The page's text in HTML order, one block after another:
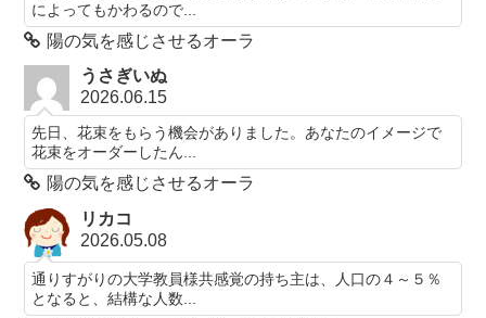
によってもかわるので...
陽の気を感じさせるオーラ
うさぎいぬ
2026.06.15
先日、花束をもらう機会がありました。あなたのイメージで
花束をオーダーしたん...
陽の気を感じさせるオーラ
リカコ
2026.05.08
通りすがりの大学教員様共感覚の持ち主は、人口の４～５％
となると、結構な人数...